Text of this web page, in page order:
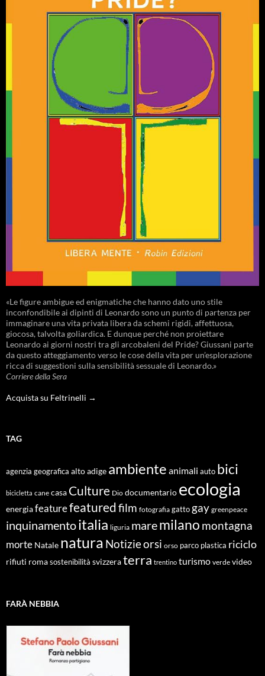
«Le figure ambigue ed enigmatiche che hanno dato uno stile
inconfondibile ai dipinti di Leonardo sono un punto di partenza per
immaginare una vita privata libera da schemi rigidi, affettuosa,
giocosa, talvolta goliardica. E dunque perché non proiettare
Leonardo ai giorni nostri tra gli arcobaleni del Pride? Giussani parte
da questo atteggiamento verso le cose della vita per un’esplorazione
ricca di suggestioni sulla sensibilità sessuale di Leonardo.»
Corriere della Sera
Acquista su Feltrinelli →
TAG
agenzia geografica alto adige ambiente animali auto bici
bicicletta cane casa Culture Dio documentario ecologia
energiafeaturefeaturedfilm fotografia gatto gay greenpeace
inquinamentoitalia liguria maremilano montagna
morte Natale natura Notizieorsi orso parco plastica riciclo
rifiuti roma sostenibilità svizzeraterra trentino turismo verde video
FARÀ NEBBIA